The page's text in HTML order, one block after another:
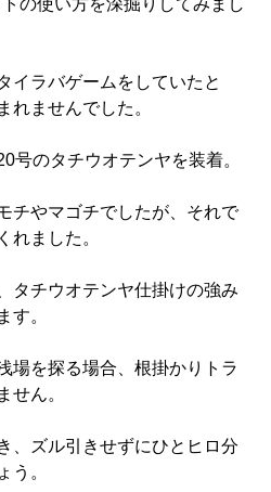
イラバゲームをしていたと
れませんでした。
号のタチウオテンヤを装着。
チやマゴチでしたが、それで
れました。
タチウオテンヤ仕掛けの強み
す。
場を探る場合、根掛かりトラ
せん。
、ズル引きせずにひとヒロ分
う。